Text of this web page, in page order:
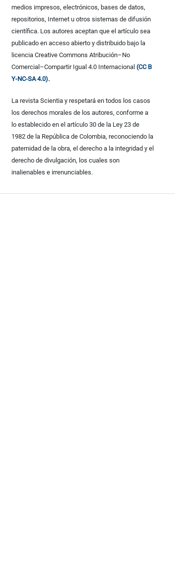
medios impresos, electrónicos, bases de datos,
repositorios, Internet u otros sistemas de difusión
científica. Los autores aceptan que el artículo sea
publicado en acceso abierto y distribuido bajo la
licencia Creative Commons Atribución–No
Comercial–Compartir Igual 4.0 Internacional (CC B
Y-NC-SA 4.0).
La revista Scientia y respetará en todos los casos
los derechos morales de los autores, conforme a
lo establecido en el artículo 30 de la Ley 23 de
1982 de la República de Colombia, reconociendo la
paternidad de la obra, el derecho a la integridad y el
derecho de divulgación, los cuales son
inalienables e irrenunciables.